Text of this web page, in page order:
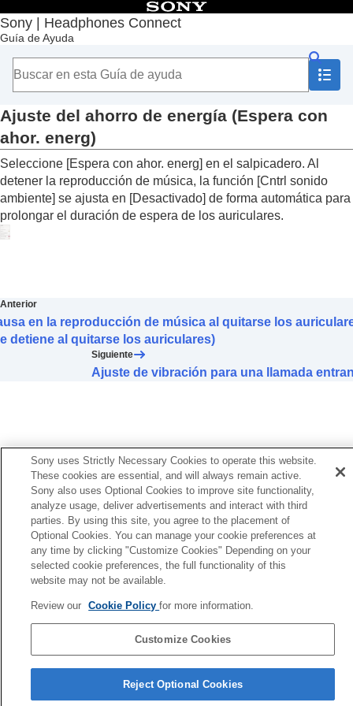
Sony | Headphones Connect
Guía de Ayuda
Contenido
Principio
Introducción
Utilización
Acerca del salpicadero “Sony | Headphones
Connect ”
Funciones que aparecen en la pestaña [Estado]
Funciones que aparecen en la pestaña [Sonido]
Funciones que aparecen en la pestaña [Sistema]
Utilización de una conexión multipunto
Conectar simultán. a 2 dispositivos
Cambio del ajuste del Asistente de voz
Activación/desactivación de la función para
Cambio de la función del botón o el sensor
táctil
Cambio de la función de la operación de
punteo
[Umg.geräusch-Strg]
Cambio del servicio asignado aQuick Access
Cambio del ajuste de prioridad de la conexión
BLUETOOTH(LE Audio) (Calidad de
conexión de LE Audio)
Activación del control de los auriculares
asintiendo y negando con gestos de la
cabeza (Gesto de la cabeza)
Configuración de una conexión
auriculares
Selección de la talla de almohadillas óptima
Configuración de la alimentación para
apagado automático (Apagado Automático)
Pausa en la reproducción de música al
quitarse los auriculares (Se detiene al
Ajuste del ahorro de energía (Espera con
ahor. energ)
Seleccione [Espera con ahor. energ] en el salpicadero. Al
detener la reproducción de música, la función [Cntrl sonido
ambiente] se ajusta en [Desactivado] de forma automática para
prolongar el duración de espera de los auriculares.
Anterior
en la reproducción de música al quitarse los
detiene al quitarse los auriculares)
Siguiente
Ajuste de vibración para una llamada
Página de selección de idioma
4-730-254-36(1)
Sony uses Strictly Necessary Cookies to operate this website.
These cookies are essential, and will always remain active.
Sony also uses Optional Cookies to improve site functionality,
analyze usage, deliver advertisements and interact with third
parties. By using this site, you agree to the placement of
Optional Cookies. You can manage your cookie preferences at
any time by clicking "Customize Cookies" Depending on your
selected cookie preferences, the full functionality of this
website may not be available.
Review our Cookie Policyfor more information.
Customize Cookies
Reject Optional Cookies